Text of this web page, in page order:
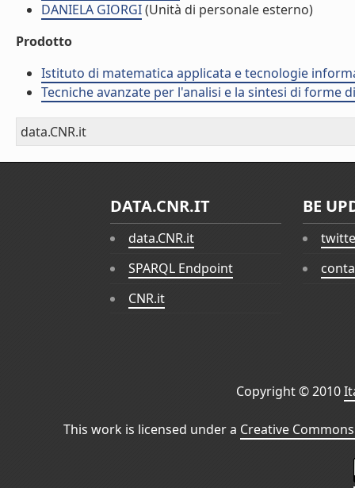
DANIELA GIORGI(Unità di personale esterno)
Prodotto
Istituto di matematica applicata e tecnologie
Tecniche avanzate per l'analisi e la sintesi di forme
data.CNR.it
DATA.CNR.IT
data.CNR.it
SPARQL Endpoint
CNR.it
BE
Copyright © 2010
This work is licensed under a Creative